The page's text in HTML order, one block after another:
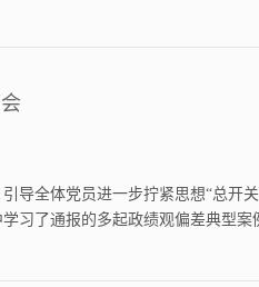
导全体党员进一步拧紧思想“总开
习了通报的多起政绩观偏差典型